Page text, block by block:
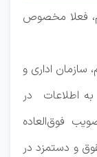
فعلا مخصوص
سازمان اداری و
اطلاعات در
فوق‌العاده
و دستمزد در